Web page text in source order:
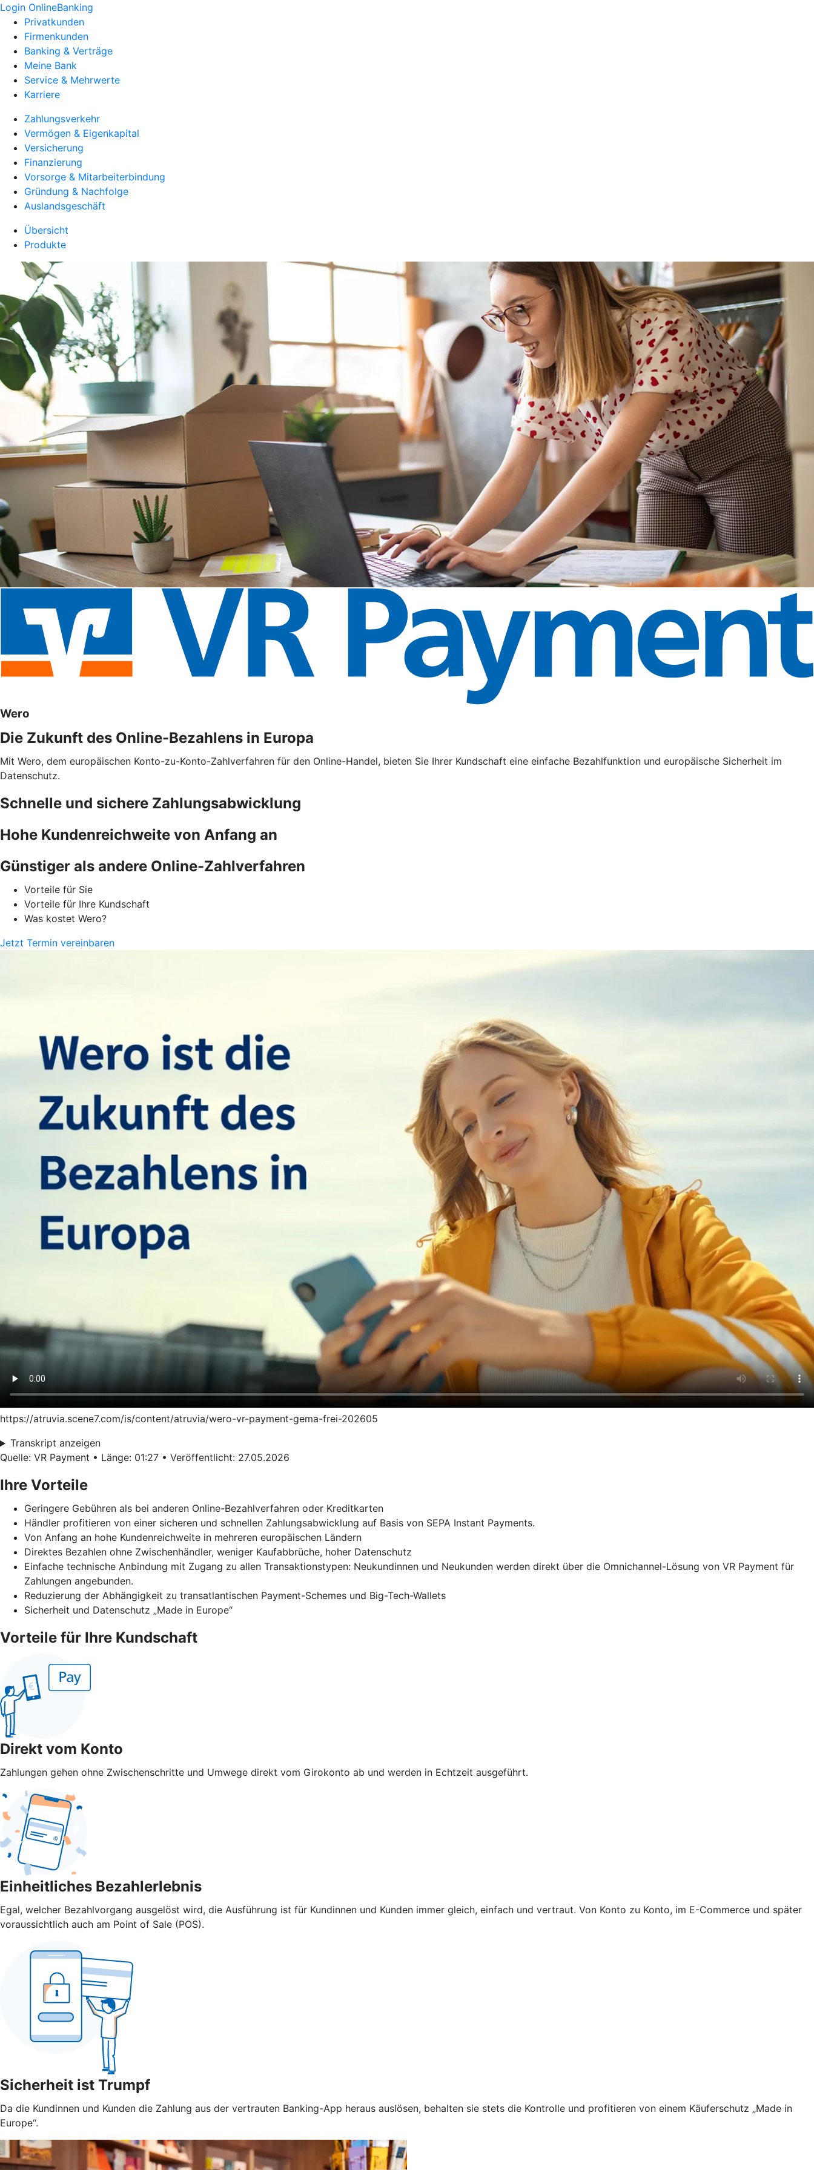
Login OnlineBanking
Privatkunden
Firmenkunden
Banking & Verträge
Meine Bank
Service & Mehrwerte
Karriere
Zahlungsverkehr
Vermögen & Eigenkapital
Versicherung
Finanzierung
Vorsorge & Mitarbeiterbindung
Gründung & Nachfolge
Auslandsgeschäft
Übersicht
Produkte
Wero
Die Zukunft des Online-Bezahlens in Europa
Mit Wero, dem europäischen Konto-zu-Konto-Zahlverfahren für den Online-Handel, bieten Sie Ihrer Kundschaft eine einfache Bezahlfunktion und europäische Sicherheit im
Datenschutz.
Schnelle und sichere Zahlungsabwicklung
Hohe Kundenreichweite von Anfang an
Günstiger als andere Online-Zahlverfahren
Vorteile für Sie
Vorteile für Ihre Kundschaft
Was kostet Wero?
Jetzt Termin vereinbaren
https://atruvia.scene7.com/is/content/atruvia/wero-vr-payment-gema-frei-202605
Transkript anzeigen
Quelle: VR Payment • Länge: 01:27 • Veröffentlicht: 27.05.2026
Ihre Vorteile
Geringere Gebühren als bei anderen Online-Bezahlverfahren oder Kreditkarten
Händler profitieren von einer sicheren und schnellen Zahlungsabwicklung auf Basis von SEPA Instant Payments.
Von Anfang an hohe Kundenreichweite in mehreren europäischen Ländern
Direktes Bezahlen ohne Zwischenhändler, weniger Kaufabbrüche, hoher Datenschutz
Einfache technische Anbindung mit Zugang zu allen Transaktionstypen: Neukundinnen und Neukunden werden direkt über die Omnichannel-Lösung von VR Payment für
Zahlungen angebunden.
Reduzierung der Abhängigkeit zu transatlantischen Payment-Schemes und Big-Tech-Wallets
Sicherheit und Datenschutz „Made in Europe“
Vorteile für Ihre Kundschaft
Direkt vom Konto
Zahlungen gehen ohne Zwischenschritte und Umwege direkt vom Girokonto ab und werden in Echtzeit ausgeführt.
Einheitliches Bezahlerlebnis
Egal, welcher Bezahlvorgang ausgelöst wird, die Ausführung ist für Kundinnen und Kunden immer gleich, einfach und vertraut. Von Konto zu Konto, im E-Commerce und später
voraussichtlich auch am Point of Sale (POS).
Sicherheit ist Trumpf
Da die Kundinnen und Kunden die Zahlung aus der vertrauten Banking-App heraus auslösen, behalten sie stets die Kontrolle und profitieren von einem Käuferschutz „Made in
Europe“.